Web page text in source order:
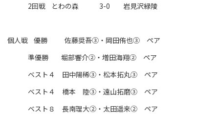
2回戦 とわの森 3-0 岩見沢緑陵
個人戦 優勝 佐藤奨吾③・岡田侑也③ ペア
準優勝 堀部響介②・増田海翔② ペア
ベスト４ 田中陽稀③・松本拓丸③ ペア
ベスト４ 橋本 陸③・遠山拓磨③ ペア
ベスト８ 長南理大②・太田遥来② ペア